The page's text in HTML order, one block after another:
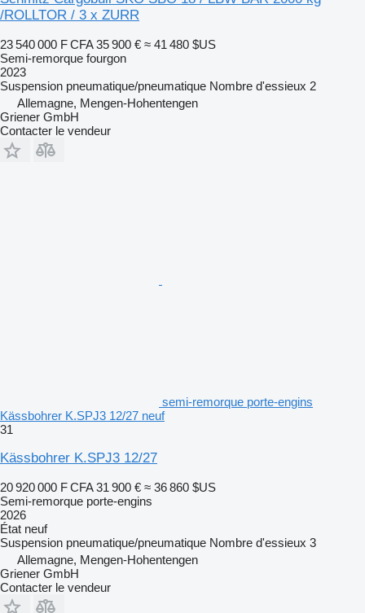
/ROLLTOR / 3 x ZURR
23 540 000 F CFA 35 900 € ≈ 41 480 $US
Semi-remorque fourgon
2023
Suspension pneumatique/pneumatique Nombre d'essieux 2
Allemagne, Mengen-Hohentengen
Griener GmbH
Contacter le vendeur
semi-remorque porte-engins
Kässbohrer K.SPJ3 12/27 neuf
31
Kässbohrer K.SPJ3 12/27
20 920 000 F CFA 31 900 € ≈ 36 860 $US
Semi-remorque porte-engins
2026
État neuf
Suspension pneumatique/pneumatique Nombre d'essieux 3
Allemagne, Mengen-Hohentengen
Griener GmbH
Contacter le vendeur